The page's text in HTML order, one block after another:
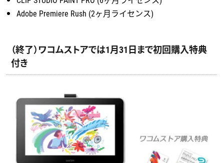
Adobe Premiere Rush (2ヶ月ライセンス)
（終了）ワコムストアでは1月31日まで初回購入特典
付き